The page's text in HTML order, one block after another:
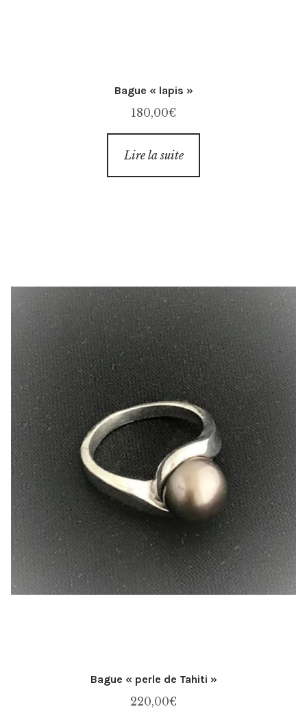
Bague « lapis »
180,00€
Lire la suite
Bague « perle de Tahiti »
220,00€